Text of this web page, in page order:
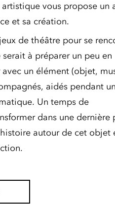
artistique vous propose un
et sa création.
de théâtre pour se
à préparer un peu en
un élément (objet,
aidés pendant un
Un temps de
dans une dernière
autour de cet objet